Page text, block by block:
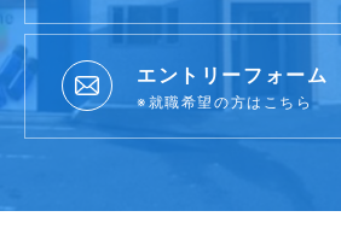
エントリーフォーム
※就職希望の方はこちら